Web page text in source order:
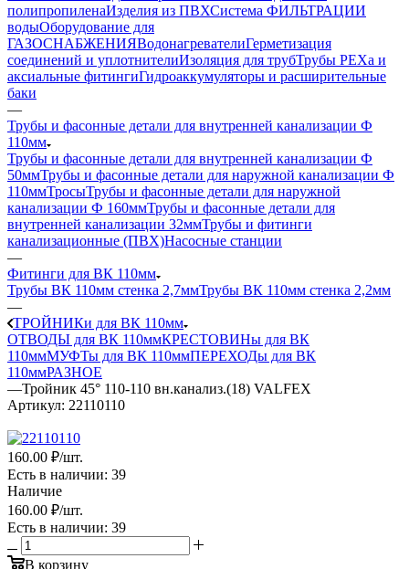
полипропиленаИзделия из ПВХСистема ФИЛЬТРАЦИИ
водыОборудование для
ГАЗОСНАБЖЕНИЯВодонагревателиГерметизация
соединений и уплотнителиИзоляция для трубТрубы PEXa и
аксиальные фитингиГидроаккумуляторы и расширительные
баки
—
Трубы и фасонные детали для внутренней канализации Ф
110мм
Трубы и фасонные детали для внутренней канализации Ф
50ммТрубы и фасонные детали для наружной канализации Ф
110ммТросыТрубы и фасонные детали для наружной
канализации Ф 160ммТрубы и фасонные детали для
внутренней канализации 32ммТрубы и фитинги
канализационные (ПВХ)Насосные станции
—
Фитинги для ВК 110мм
Трубы ВК 110мм стенка 2,7ммТрубы ВК 110мм стенка 2,2мм
—
ТРОЙНИКи для ВК 110мм
ОТВОДЫ для ВК 110ммКРЕСТОВИНы для ВК
110ммМУФТы для ВК 110ммПЕРЕХОДы для ВК
110ммРАЗНОЕ
—Тройник 45° 110-110 вн.канализ.(18) VALFEX
Артикул: 22110110
160.00 ₽/шт.
Есть в наличии: 39
Наличие
160.00 ₽/шт.
Есть в наличии: 39
В корзину